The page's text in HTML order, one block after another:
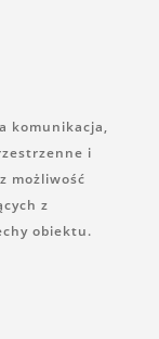
komunikacja,
i
możliwość
z
obiektu.